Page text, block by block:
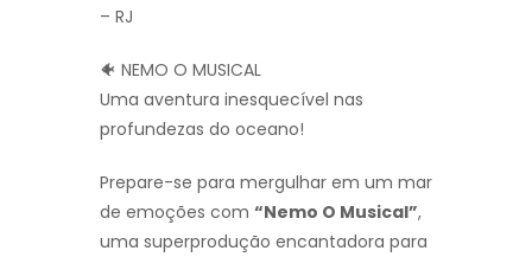
– RJ
🐠 NEMO O MUSICAL
Uma aventura inesquecível nas
profundezas do oceano!
Prepare-se para mergulhar em um mar
de emoções com “Nemo O Musical”,
uma superprodução encantadora para